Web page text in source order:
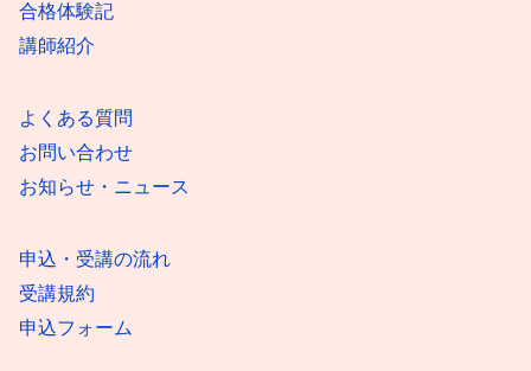
合格体験記
講師紹介
よくある質問
お問い合わせ
お知らせ・ニュース
申込・受講の流れ
受講規約
申込フォーム